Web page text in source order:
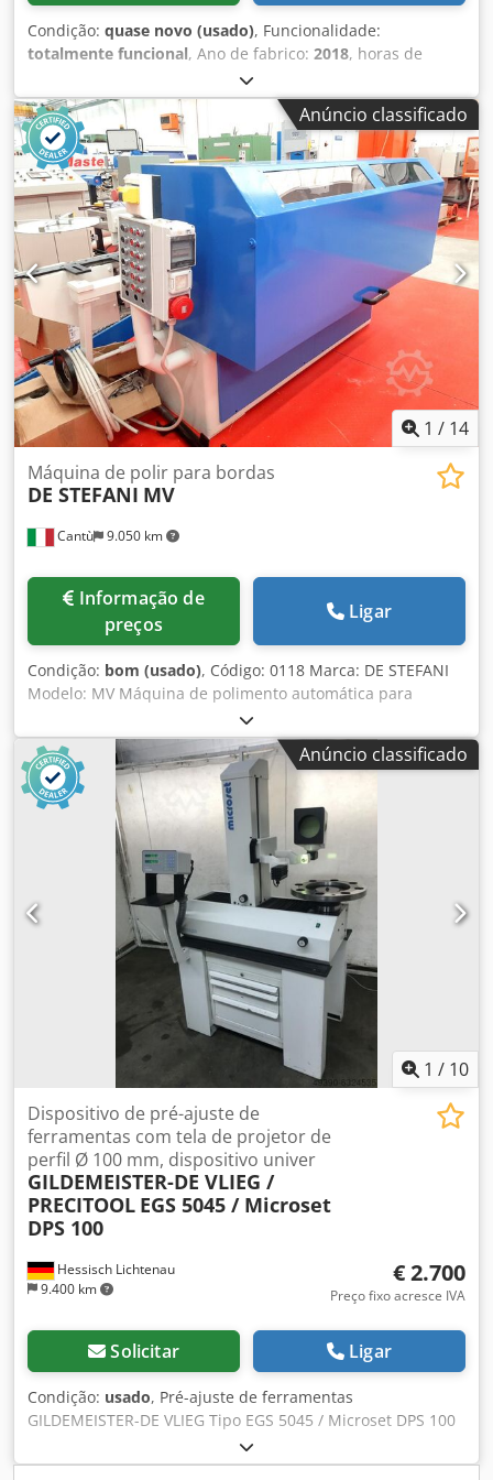
Condição: quase novo (usado), Funcionalidade:
totalmente funcional, Ano de fabrico: 2018, horas de
, número da máquina/veículo:
P1551, Compactador de parafuso e duas unidades de
caçamba fechada de 16 Mtre Cu, todas fabricadas com as
mais altas especificações pela De Rooij na Holanda. Todo o
equipamento foi usado dentro de uma unidade de
trituração de segurança desde novo. Foi desativado em
2023 e teve apenas 74 horas de uso desde novo. Este
equipamento foi usado por um banco para triturar moeda
e resíduos confidenciais, e sempre situado dentro de um
prédio seguro. Tudo em excelentes condições e perfeito
funcionamento. Chedpfov Ilphsx Ai Ssa
Anúncio classificado
1 / 14
Cantù 9.050 km
Máquina de polir para bordas
DE STEFANI MV
preços
Ligar
Condição: bom (usado), Código: 0118 Marca: DE STEFANI
Modelo: MV Máquina de polimento automática para
bordas, para polimento de poliéster, poliuretano e outras
tintas Características: Sistema de acionamento por esteira
com patins emborrachados Prensador superior manual
com rodas emborrachadas Barra de suporte ajustável para
peças largas Composição: 1° Grupo - Nº 2 escovas
ajustáveis - Motor 4 HP 2° Grupo - Nº 1 escova - Motor 2 HP
Altura da superfície de trabalho: mm 870 Chjdswiv Dkjpfx
Ai Sea Velocidade de avanço: 5 a 25 m/min Comprimento
de trabalho: mín. mm 150 Altura de trabalho: mín./máx.
mm 10/100 Largura de trabalho: mín. 50 Cabine de
proteção Gabinete elétrico Dimensões totais: mm 2700 x
1000 x 1250 h Peso: kg 1500
Anúncio classificado
1 / 10
Hessisch Lichtenau
9.400 km
Dispositivo de pré-ajuste de
ferramentas com tela de projetor de
perfil Ø 100 mm, dispositivo univer
GILDEMEISTER-DE VLIEG /
PRECITOOL EGS 5045 / Microset
DPS 100
€ 2.700
Preço fixo acresce IVA
Solicitar Ligar
Condição: usado, Pré-ajuste de ferramentas
GILDEMEISTER-DE VLIEG Tipo EGS 5045 / Microset DPS 100
Cjdpehbal Djfx Ai Seha N.º 83-10-102 Ano de fabrico 2002
Distância de deslocação do eixo X aprox. 400 mm Distância